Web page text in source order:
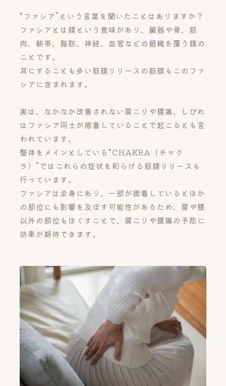
“ファシア”という言葉を聞いたことはありますか？
ファシアとは膜という意味があり、臓器や骨、筋
肉、靭帯、脂肪、神経、血管などの組織を覆う膜の
ことです。
耳にすることも多い筋膜リリースの筋膜もこのファ
シアに含まれます。
実は、なかなか改善されない肩こりや腰痛、しびれ
はファシア同士が癒着していることで起こるとも言
われています。
整体をメインとしている“CHAKRA（チャク
ラ）”ではこれらの症状を和らげる筋膜リリースも
行っています。
ファシアは全身にあり、一部が癒着しているとほか
の部位にも影響を及ぼす可能性があるため、肩や腰
以外の部位もほぐすことで、肩こりや腰痛の予防に
効果が期待できます。